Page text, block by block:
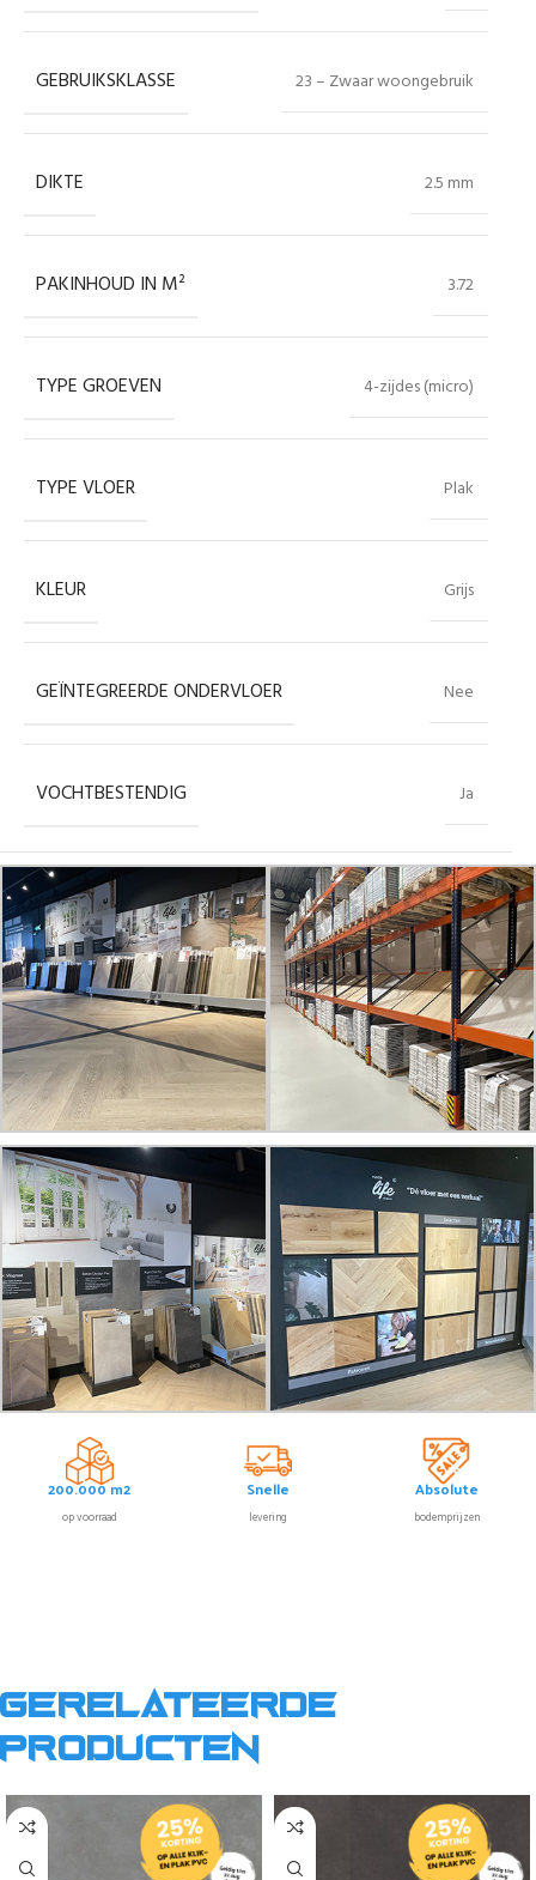
GEBRUIKSKLASSE 23 – Zwaar woongebruik
DIKTE 2.5 mm
PAKINHOUD IN M² 3.72
TYPE GROEVEN 4-zijdes (micro)
TYPE VLOER Plak
KLEUR Grijs
GEÏNTEGREERDE ONDERVLOER Nee
VOCHTBESTENDIG Ja
200.000 m2
op voorraad
Snelle
levering
Absolute
bodemprijzen
Gerelateerde
producten